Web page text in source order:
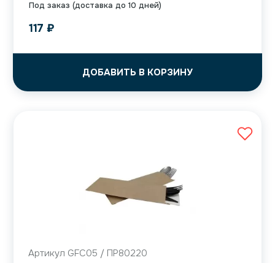
Под заказ (доставка до 10 дней)
117 ₽
ДОБАВИТЬ В КОРЗИНУ
Артикул GFС05 / ПР80220